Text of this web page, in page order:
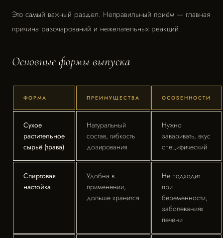
Это самый важный раздел. Неправильный приём — главная
причина разочарований и нежелательных реакций.
Основные формы выпуска
ФОРМА ПРЕИМУЩЕСТВА ОСОБЕННОСТИ
Сухое
растительное
сырьё (трава)
Натуральный
состав, гибкость
дозирования
Нужно
заваривать, вкус
специфический
Спиртовая
настойка
Удобна в
применении,
дольше хранится
Не подходит
при
беременности,
заболеваниях
печени